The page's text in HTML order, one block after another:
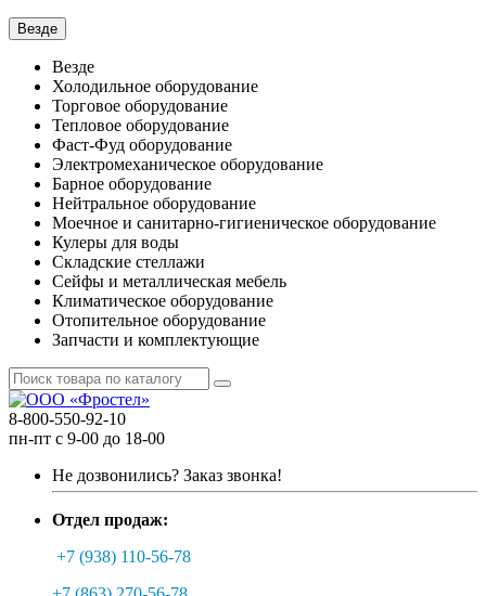
Везде
Везде
Холодильное оборудование
Торговое оборудование
Тепловое оборудование
Фаст-Фуд оборудование
Электромеханическое оборудование
Барное оборудование
Нейтральное оборудование
Моечное и санитарно-гигиеническое оборудование
Кулеры для воды
Складские стеллажи
Сейфы и металлическая мебель
Климатическое оборудование
Отопительное оборудование
Запчасти и комплектующие
8-800-550-92-10
пн-пт с 9-00 до 18-00
Не дозвонились? Заказ звонка!
Отдел продаж:
+7 (938) 110-56-78